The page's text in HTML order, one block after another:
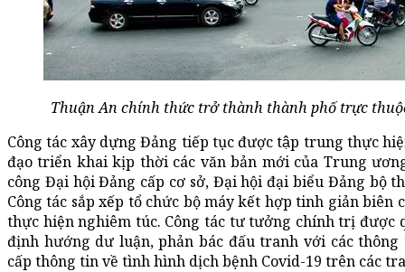
Thuận An chính thức trở thành thành phố trực
Công tác xây dựng Đảng tiếp tục được tập trung thực
đạo triển khai kịp thời các văn bản mới của Trung
công Đại hội Đảng cấp cơ sở, Đại hội đại biểu Đảng bộ
Công tác sắp xếp tổ chức bộ máy kết hợp tinh giản
thực hiện nghiêm túc. Công tác tư tưởng chính trị được
định hướng dư luận, phản bác đấu tranh với các
cấp thông tin về tình hình dịch bệnh Covid-19 trên các